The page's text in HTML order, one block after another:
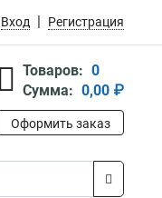
Вход Регистрация
Товаров: 0
Сумма: 0,00 ₽
Оформить заказ